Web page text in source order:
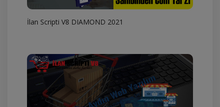
İlan Scripti V8 DIAMOND 2021